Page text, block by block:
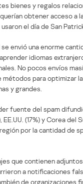
bienes y regalos
obtener acceso a
el día de San
se envió una enorme
idiomas
No pocos envíos
métodos para optimizar
y grandes.
fuente del spam
EE.UU. (17%) y Corea del
por la cantidad de
que contienen
a notificaciones
de organizaciones